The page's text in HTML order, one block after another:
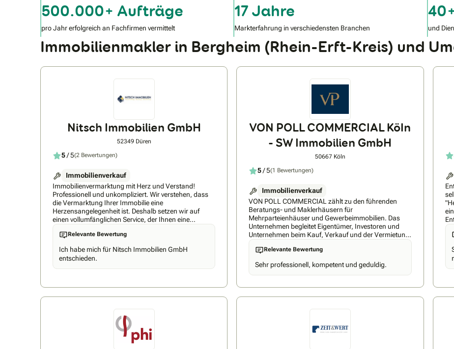
500.000+ Aufträge
pro Jahr erfolgreich an Fachfirmen vermittelt
17 Jahre
Markterfahrung in verschiedensten Branchen und
Immobilienmakler in Bergheim (Rhein-Erft-Kreis) und
Nitsch Immobilien GmbH
52349 Düren
5/ 5(2 Bewertungen)
Immobilienverkauf
Immobilienvermarktung mit Herz und Verstand!
Professionell und unkompliziert. Wir verstehen, dass
die Vermarktung Ihrer Immobilie eine
Herzensangelegenheit ist. Deshalb setzen wir auf
einen vollumfänglichen Service, der Ihnen eine
professionelle und unkomplizierte Abwicklung
garantiert. Unser Ziel ist es, Ihren Immobilienverkauf
der ersten Besichtigung bis hin zur
Vertragsunterzeichnung – wir begleiten Sie Schritt für
Schritt mit Expertise und Engagement. Vertrauen Sie
Immobilienwünsche erfolgreich umzusetzen.
höchste Professionalität in der Immobilienbranche.
Als Ihr verlässlicher Partner bieten wir umfassende
Dienstleistungen von der präzisen Wertermittlung bis
hin zur maßgeschneiderten Vermarktungsstrategie.
Wir verstehen, dass der Verkauf oder Kauf einer
Relevante Bewertung
Ich habe mich für Nitsch Immobilien GmbH
entschieden.
VON POLL COMMERCIAL KöIn
- SW Immobilien GmbH
50667 Köln
5/ 5(1 Bewertungen)
Immobilienverkauf
VON POLL COMMERCIAL zählt zu den führenden
Beratungs- und Maklerhäusern für
Mehrparteienhäuser und Gewerbeimmobilien. Das
Unternehmen begleitet Eigentümer, Investoren und
Unternehmen beim Kauf, Verkauf und der Vermietung
von Gewerbe- und Anlageimmobilien. Zum
Leistungsspektrum gehören Mehrfamilienhäuser,
Einzelhandelsimmobilien, Logistikobjekte,
Hotelimmobilien sowie Grundstücke und
maßgeschneiderte Lösungen für private und
professionellen Bewertung, diskreten Vermarktung
und erfolgreichen Transaktionsbegleitung entlang des
Relevante Bewertung
Sehr professionell, kompetent und geduldig.
selbst! 5 von 5